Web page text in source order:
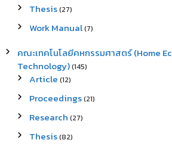
Thesis(27)
Work Manual(7)
คณะเทคโนโลยีคหกรรมศาสตร์ (Home
Technology)(145)
Article (12)
Proceedings(21)
Research (27)
Thesis(82)